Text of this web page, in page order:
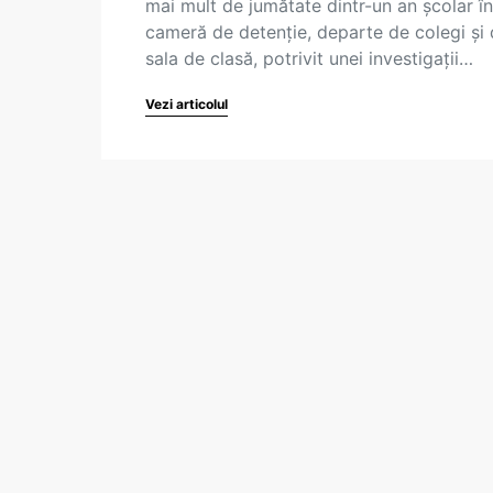
mai mult de jumătate dintr-un an școlar
cameră de detenție, departe de colegi și
sala de clasă, potrivit unei investigații…
Vezi articolul